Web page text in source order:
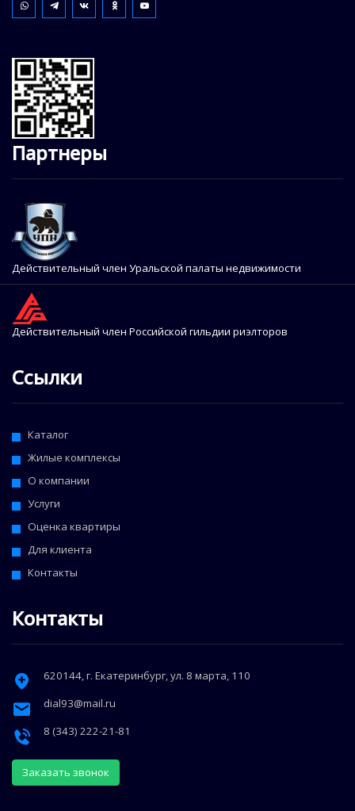
Партнеры
Действительный член Уральской палаты недвижимости
Действительный член Российской гильдии риэлторов
Ссылки
Каталог
Жилые комплексы
О компании
Услуги
Оценка квартиры
Для клиента
Контакты
Контакты
620144, г. Екатеринбург,ул. 8 марта, 110
dial93@mail.ru
8 (343) 222-21-81
Заказать звонок